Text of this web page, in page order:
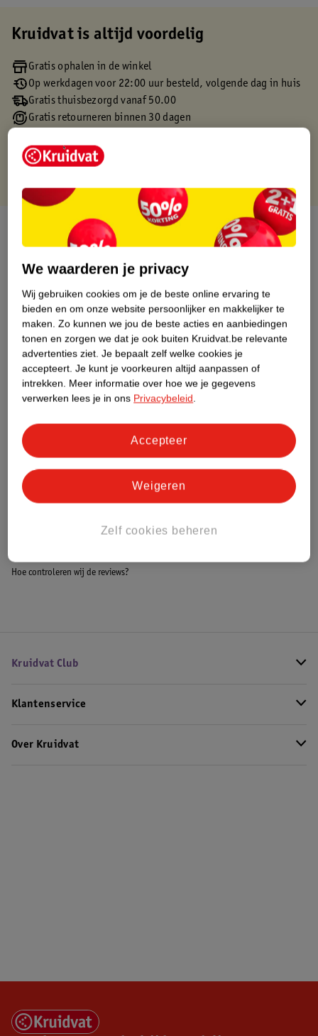
Kruidvat is altijd voordelig
Gratis ophalen in de winkel
Op werkdagen voor 22:00 uur besteld, volgende dag in huis
Gratis thuisbezorgd vanaf 50.00
Gratis retourneren binnen 30 dagen
Over dit product
Productinformatie
Etiketinformatie
Nature Impact Score
Dit product heeft (nog) geen Nature
Impact Score.
Meer informatie
Bestel & Bezorginformatie
Bekijk ook
Chupa Chups Alle Lollies
Hoe controleren wij de reviews?
Kruidvat Club
Klantenservice
Over Kruidvat
We waarderen je privacy
Wij gebruiken cookies om je de beste online ervaring te
bieden en om onze website persoonlijker en makkelijker te
maken. Zo kunnen we jou de beste acties en aanbiedingen
tonen en zorgen we dat je ook buiten Kruidvat.be relevante
advertenties ziet. Je bepaalt zelf welke cookies je
accepteert. Je kunt je voorkeuren altijd aanpassen of
intrekken. Meer informatie over hoe we je gegevens
verwerken lees je in ons Privacybeleid.
Zelf cookies beheren
Weigeren
Accepteer